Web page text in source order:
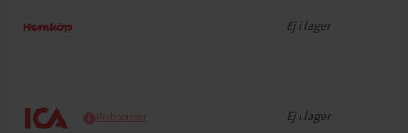
Ej i lager
Webbpriser Ej i lager